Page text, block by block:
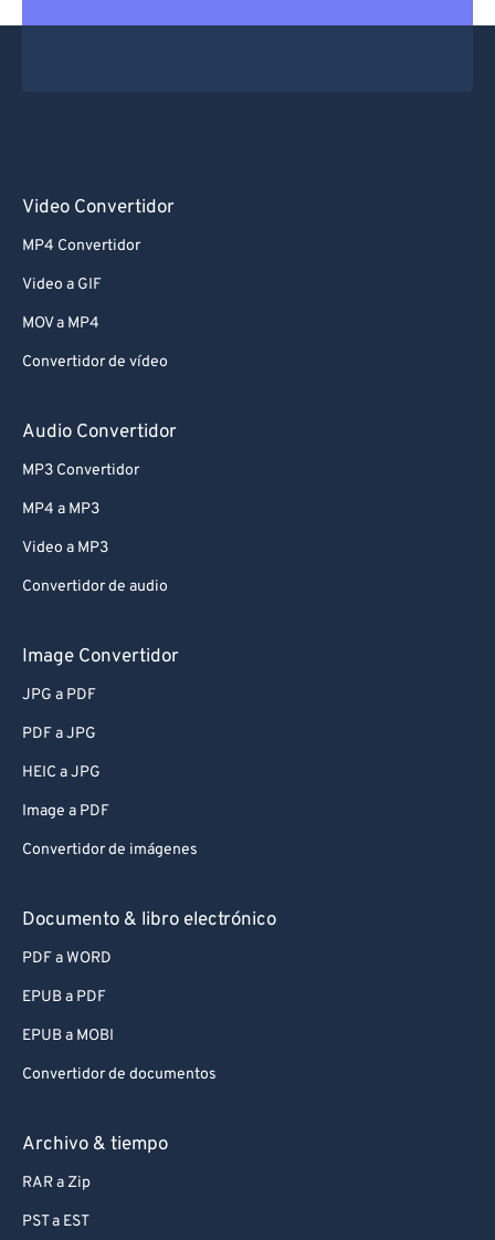
Video Convertidor
MP4 Convertidor
Video a GIF
MOV a MP4
Convertidor de vídeo
Audio Convertidor
MP3 Convertidor
MP4 a MP3
Video a MP3
Convertidor de audio
Image Convertidor
JPG a PDF
PDF a JPG
HEIC a JPG
Image a PDF
Convertidor de imágenes
Documento & libro electrónico
PDF a WORD
EPUB a PDF
EPUB a MOBI
Convertidor de documentos
Archivo & tiempo
RAR a Zip
PST a EST